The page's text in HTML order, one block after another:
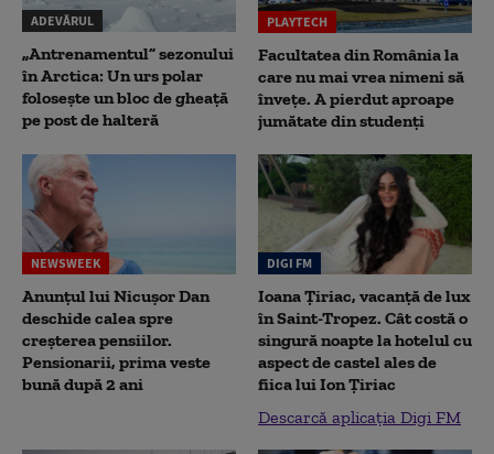
ADEVĂRUL
„Antrenamentul” sezonului
în Arctica: Un urs polar
folosește un bloc de gheață
pe post de halteră
PLAYTECH
Facultatea din România la
care nu mai vrea nimeni să
înveţe. A pierdut aproape
jumătate din studenţi
NEWSWEEK
Anunțul lui Nicușor Dan
deschide calea spre
creșterea pensiilor.
Pensionarii, prima veste
bună după 2 ani
DIGI FM
Ioana Țiriac, vacanță de lux
în Saint-Tropez. Cât costă o
singură noapte la hotelul cu
aspect de castel ales de
fiica lui Ion Țiriac
Descarcă aplicația Digi FM